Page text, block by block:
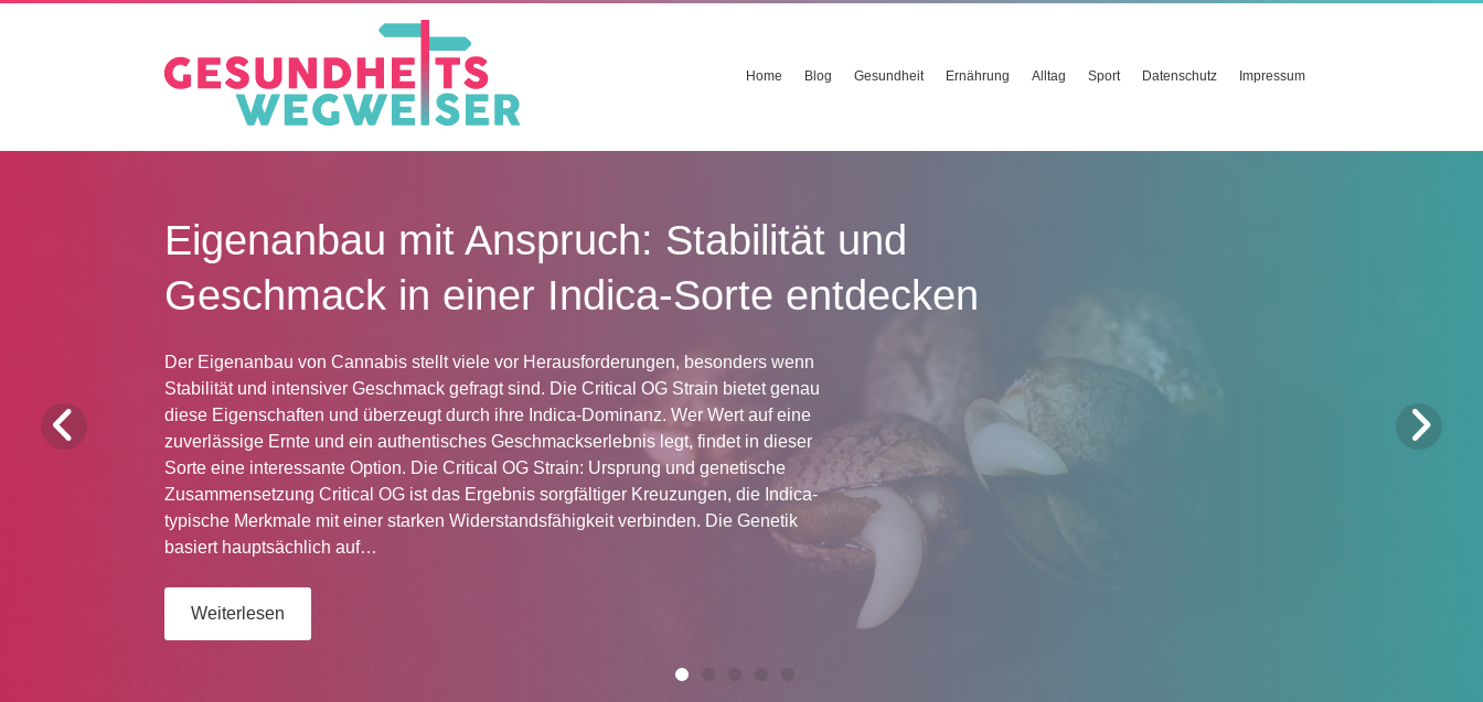
Home Blog Gesundheit Ernährung Alltag Sport Datenschutz Impressum
Gartenarbeit als Karriere: Wie Sie körperlich fit
bleiben und gleichzeitig beruflich durchstarten
Gartenarbeit als Karriere: Körperlich fit bleiben und beruflich durchstarten
Gartenarbeit verbindet körperliche Aktivität mit kreativer Gestaltung der Natur. Für
viele bietet der Beruf als Gärtner nicht nur eine Leidenschaft, sondern auch attraktive
Karrierechancen. In diesem Umfeld bleiben Sie körperlich fit und können sich
beruflich weiterentwickeln. Die körperlichen Anforderungen im Gärtnerberuf Der
Beruf des Gärtners verlangt Ausdauer, Kraft und Beweglichkeit. Tätigkeiten wie
Pflanzenpflege, Erdbewegung und Baumschnitt beanspruchen verschiedene
Muskelgruppen. Durch das ständige Arbeiten an der frischen…
Weiterlesen